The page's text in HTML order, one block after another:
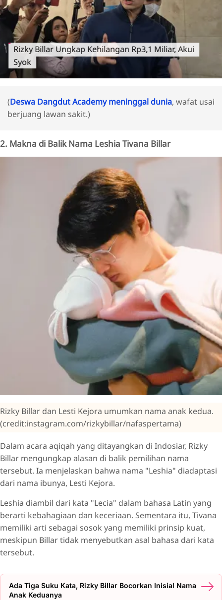
Rizky Billar Ungkap Kehilangan Rp3,1 Miliar, Akui
Syok
(Deswa Dangdut Academy meninggal dunia, wafat usai
berjuang lawan sakit.)
2. Makna di Balik Nama Leshia Tivana Billar
Rizky Billar dan Lesti Kejora umumkan nama anak kedua.
(credit:instagram.com/rizkybillar/nafaspertama)
Dalam acara aqiqah yang ditayangkan di Indosiar, Rizky
Billar mengungkap alasan di balik pemilihan nama
tersebut. Ia menjelaskan bahwa nama "Leshia" diadaptasi
dari nama ibunya, Lesti Kejora.
Leshia diambil dari kata "Lecia" dalam bahasa Latin yang
berarti kebahagiaan dan keceriaan. Sementara itu, Tivana
memiliki arti sebagai sosok yang memiliki prinsip kuat,
meskipun Billar tidak menyebutkan asal bahasa dari kata
tersebut.
Ada Tiga Suku Kata, Rizky Billar Bocorkan Inisial Nama
Anak Keduanya